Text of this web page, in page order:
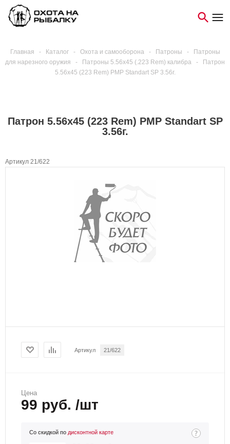
Главная - Каталог - Охота и самооборона - Патроны -
Патроны
для нарезного оружия
- Патроны 5.56х45 (.223 Rem) калибра -
Патрон
5.56x45 (223 Rem) PMP Standart SP 3.56г.
Патрон 5.56x45 (223 Rem) PMP Standart SP
3.56г.
Артикул 21/622
Артикул 21/622
Цена
99 руб. /шт
Со скидкой по дисконтной карте